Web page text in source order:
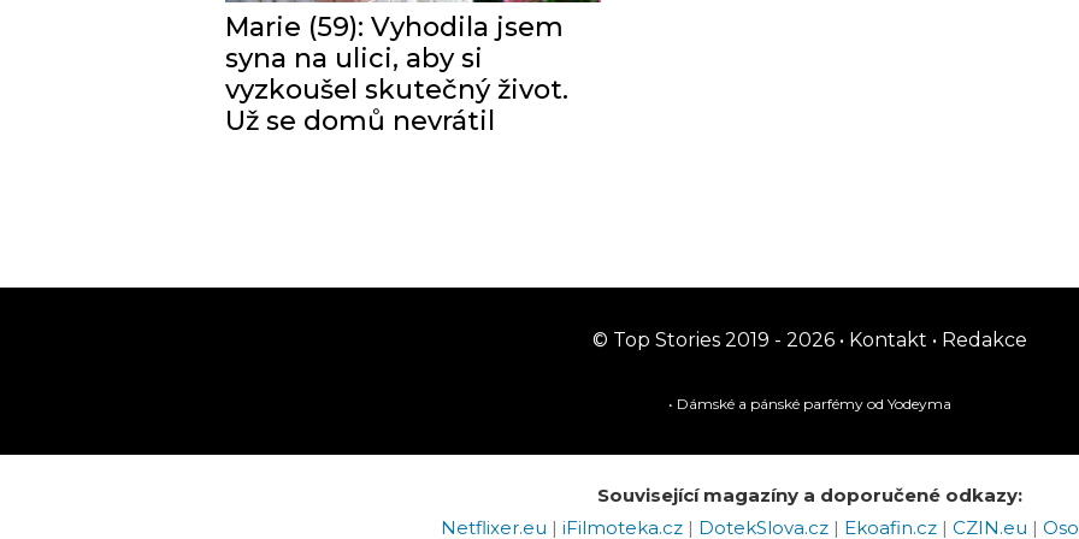
Marie (59): Vyhodila jsem
syna na ulici, aby si
vyzkoušel skutečný život.
Už se domů nevrátil
© Top Stories 2019 - 2026 •Kontakt •Redakce
• Dámské a pánské parfémyod Yodeyma
Související magazíny a doporučené odkazy:
Netflixer.eu | iFilmoteka.cz | DotekSlova.cz | Ekoafin.cz | CZIN.eu |